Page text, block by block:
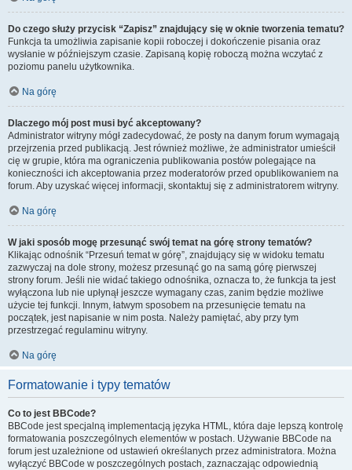
Do czego służy przycisk “Zapisz” znajdujący się w oknie tworzenia tematu?
Funkcja ta umożliwia zapisanie kopii roboczej i dokończenie pisania oraz
wysłanie w późniejszym czasie. Zapisaną kopię roboczą można wczytać z
poziomu panelu użytkownika.
Na górę
Dlaczego mój post musi być akceptowany?
Administrator witryny mógł zadecydować, że posty na danym forum wymagają
przejrzenia przed publikacją. Jest również możliwe, że administrator umieścił
cię w grupie, która ma ograniczenia publikowania postów polegające na
konieczności ich akceptowania przez moderatorów przed opublikowaniem na
forum. Aby uzyskać więcej informacji, skontaktuj się z administratorem witryny.
Na górę
W jaki sposób mogę przesunąć swój temat na górę strony tematów?
Klikając odnośnik “Przesuń temat w górę”, znajdujący się w widoku tematu
zazwyczaj na dole strony, możesz przesunąć go na samą górę pierwszej
strony forum. Jeśli nie widać takiego odnośnika, oznacza to, że funkcja ta jest
wyłączona lub nie upłynął jeszcze wymagany czas, zanim będzie możliwe
użycie tej funkcji. Innym, łatwym sposobem na przesunięcie tematu na
początek, jest napisanie w nim posta. Należy pamiętać, aby przy tym
przestrzegać regulaminu witryny.
Na górę
Formatowanie i typy tematów
Co to jest BBCode?
BBCode jest specjalną implementacją języka HTML, która daje lepszą kontrolę
formatowania poszczególnych elementów w postach. Używanie BBCode na
forum jest uzależnione od ustawień określanych przez administratora. Można
wyłączyć BBCode w poszczególnych postach, zaznaczając odpowiednią